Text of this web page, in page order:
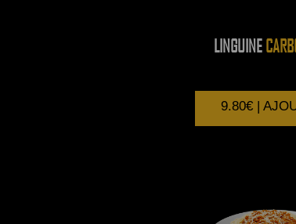
LINGUINE
9.80€ |